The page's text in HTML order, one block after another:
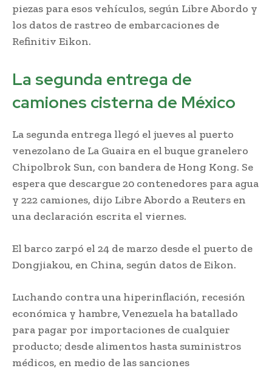
piezas para esos vehículos, según Libre Abordo y
los datos de rastreo de embarcaciones de
Refinitiv Eikon.
La segunda entrega de
camiones cisterna de México
La segunda entrega llegó el jueves al puerto
venezolano de La Guaira en el buque granelero
Chipolbrok Sun, con bandera de Hong Kong. Se
espera que descargue 20 contenedores para agua
y 222 camiones, dijo Libre Abordo a Reuters en
una declaración escrita el viernes.
El barco zarpó el 24 de marzo desde el puerto de
Dongjiakou, en China, según datos de Eikon.
Luchando contra una hiperinflación, recesión
económica y hambre, Venezuela ha batallado
para pagar por importaciones de cualquier
producto; desde alimentos hasta suministros
médicos, en medio de las sanciones